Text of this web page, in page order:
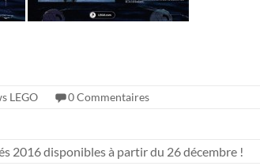
LEGO 0 Commentaires
2016 disponibles à partir du 26 décembre !